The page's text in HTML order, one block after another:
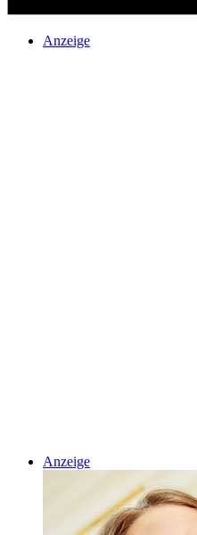
Anzeige
Anzeige